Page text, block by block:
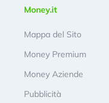
Money.it
Mappa del Sito
Money Premium
Money Aziende
Pubblicità